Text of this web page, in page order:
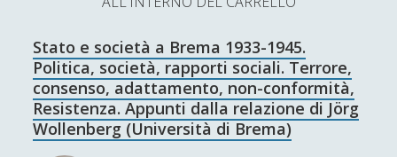
Contatti & Collabora!
La nostra storia
t
f
y
CERCA
S
e
a
Stato e società a Brema 1933-1945.
Politica, società, rapporti sociali. Terrore,
consenso, adattamento, non-conformità,
Resistenza. Appunti dalla relazione di Jörg
Wollenberg (Università di Brema)